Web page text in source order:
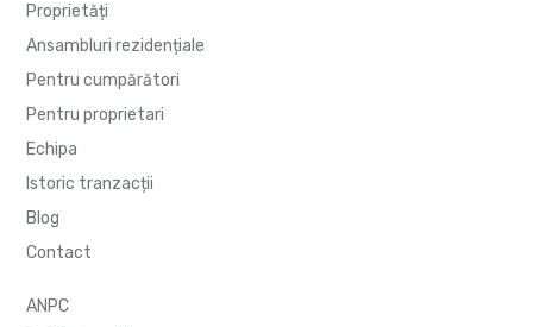
Proprietăți
Ansambluri rezidențiale
Pentru cumpărători
Pentru proprietari
Echipa
Istoric tranzacții
Blog
Contact
ANPC